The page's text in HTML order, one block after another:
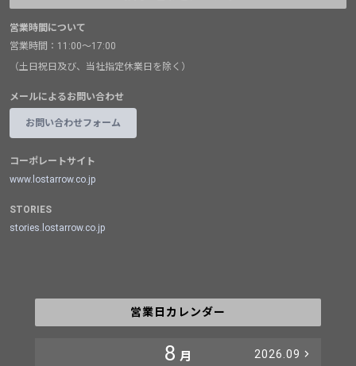
営業時間について
営業時間：11:00～17:00
（土日祝日及び、当社指定休業日を除く）
メールによるお問い合わせ
お問い合わせフォーム
コーポレートサイト
www.lostarrow.co.jp
STORIES
stories.lostarrow.co.jp
営業日カレンダー
8 月 2026.09